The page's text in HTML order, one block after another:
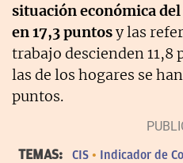
situación económica
en 17,3 puntosy las
trabajo descienden 11,8
las de los hogares se
puntos.
TEMAS: CIS Indicador de